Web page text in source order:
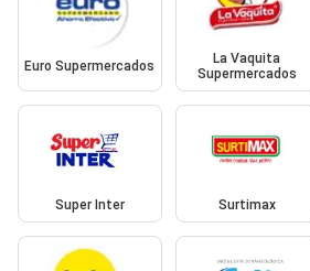
Euro Supermercados
La Vaquita
Supermercados
Super Inter Surtimax